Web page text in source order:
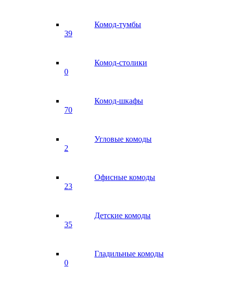
Комод-тумбы
39
Комод-столики
0
Комод-шкафы
70
Угловые комоды
2
Офисные комоды
23
Детские комоды
35
Гладильные комоды
0